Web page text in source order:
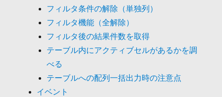
フィルタ条件の解除（単独列）
フィルタ機能（全解除）
フィルタ後の結果件数を取得
テーブル内にアクティブセルがあるかを調
べる
テーブルへの配列一括出力時の注意点
イベント